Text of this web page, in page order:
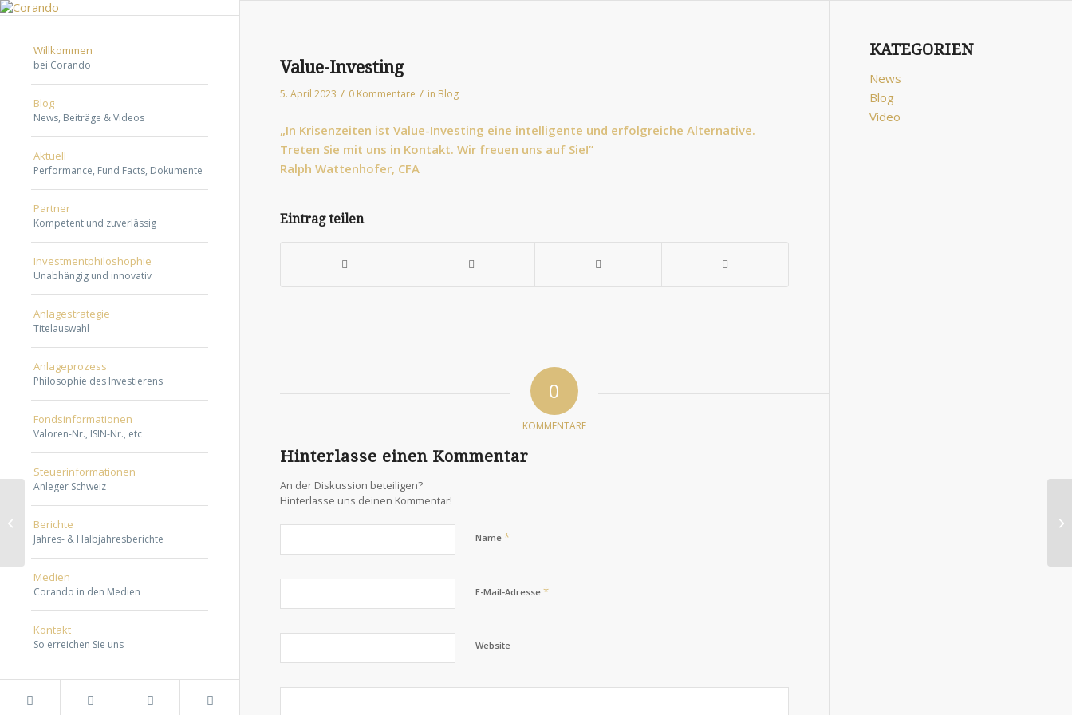
Willkommen
bei Corando
Blog
News, Beiträge & Videos
Aktuell
Performance, Fund Facts, Dokumente
Partner
Kompetent und zuverlässig
Investmentphiloshophie
Unabhängig und innovativ
Anlagestrategie
Titelauswahl
Anlageprozess
Philosophie des Investierens
Fondsinformationen
Valoren-Nr., ISIN-Nr., etc
Steuerinformationen
Anleger Schweiz
Berichte
Jahres- & Halbjahresberichte
Medien
Corando in den Medien
Kontakt
So erreichen Sie uns
Value-Investing
5. April 2023 / 0 Kommentare / in Blog
„In Krisenzeiten ist Value-Investing eine intelligente und erfolgreiche Alternative.
Treten Sie mit uns in Kontakt. Wir freuen uns auf Sie!”
Ralph Wattenhofer, CFA
Eintrag teilen
0
KOMMENTARE
Hinterlasse einen Kommentar
An der Diskussion beteiligen?
Hinterlasse uns deinen Kommentar!
Name *
E-Mail-Adresse *
Website
KATEGORIEN
News
Blog
Video
Vertrauen